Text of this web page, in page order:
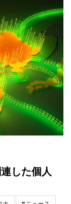
した個人